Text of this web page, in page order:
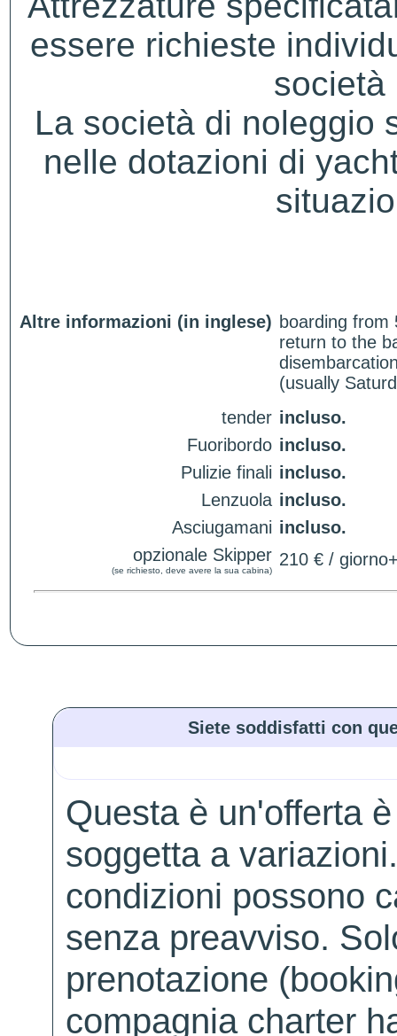
essere richieste
società
La società di noleggio
nelle dotazioni di
Altre informazioni (in inglese) boarding from
return to the
(usually
tender incluso.
Fuoribordo incluso.
Pulizie finali incluso.
Lenzuola incluso.
Asciugamani incluso.
opzionale Skipper
(se richiesto, deve avere la sua cabina)
210 € /
Siete soddisfatti con
Questa è un'offerta
soggetta a
condizioni possono
senza preavviso.
prenotazione
compagnia charter